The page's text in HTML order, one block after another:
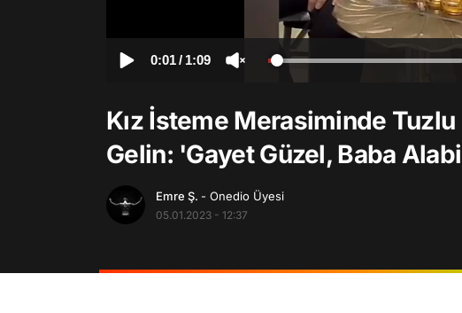
0:01/ 1:09
Kız İsteme Merasiminde
Gelin: 'Gayet Güzel, Baba
Emre Ş. - Onedio Üyesi
05.01.2023 - 12:37